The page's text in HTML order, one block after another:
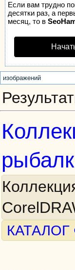
Если вам трудно
десятки раз, а
месяц, то в